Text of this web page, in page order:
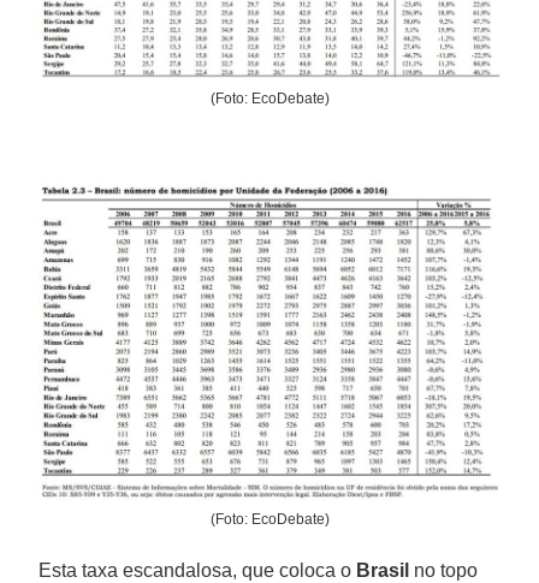
(Foto: EcoDebate)
(Foto: EcoDebate)
Esta taxa escandalosa, que coloca o Brasil no topo